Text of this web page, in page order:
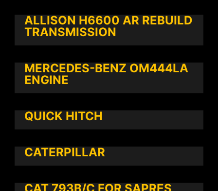
ALLISON H6600 AR REBUILD
TRANSMISSION
MERCEDES-BENZ OM444LA
ENGINE
QUICK HITCH
CATERPILLAR